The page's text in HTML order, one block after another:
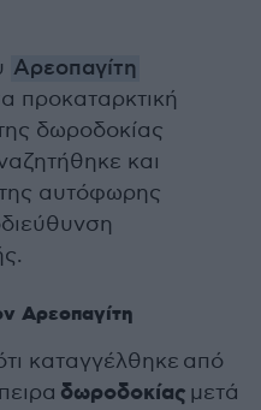
Αρεοπαγίτη
προκαταρκτική
δωροδοκίας
και
αυτόφωρης
Αρεοπαγίτη
καταγγέλθηκε από
δωροδοκίας μετά